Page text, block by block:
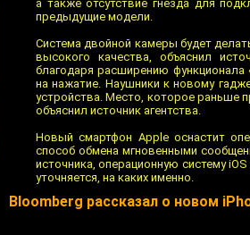
а также отсутствие гнезда для
предыдущие модели.
Система двойной камеры будет
высокого качества, объяснил
благодаря расширению функционала
на нажатие. Наушники к новому
устройства. Место, которое раньше
объяснил источник агентства.
Новый смартфон Аpple оснастит
способ обмена мгновенными
источника, операционную систему
уточняется, на каких именно.
Bloomberg рассказал о новом